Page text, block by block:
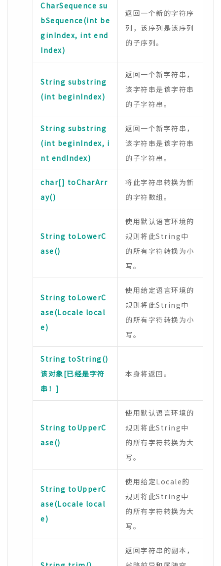
CharSequence su
bSequence(int be
ginIndex, int end
Index)
返回一个新的字符序
列，该序列是该序列
的子序列。
String substring
(int beginIndex)
返回一个新字符串，
该字符串是该字符串
的子字符串。
String substring
(int beginIndex, i
nt endIndex)
返回一个新字符串，
该字符串是该字符串
的子字符串。
char[] toCharArr
ay()
将此字符串转换为新
的字符数组。
String toLowerC
ase()
使用默认语言环境的
规则将此String中
的所有字符转换为小
写。
String toLowerC
ase(Locale local
e)
使用给定语言环境的
规则将此String中
的所有字符转换为小
写。
String toString()
该对象[已经是字符
串！]
本身将返回。
String toUpperC
ase()
使用默认语言环境的
规则将此String中
的所有字符转换为大
写。
String toUpperC
ase(Locale local
e)
使用给定Locale的
规则将此String中
的所有字符转换为大
写。
返回字符串的副本，